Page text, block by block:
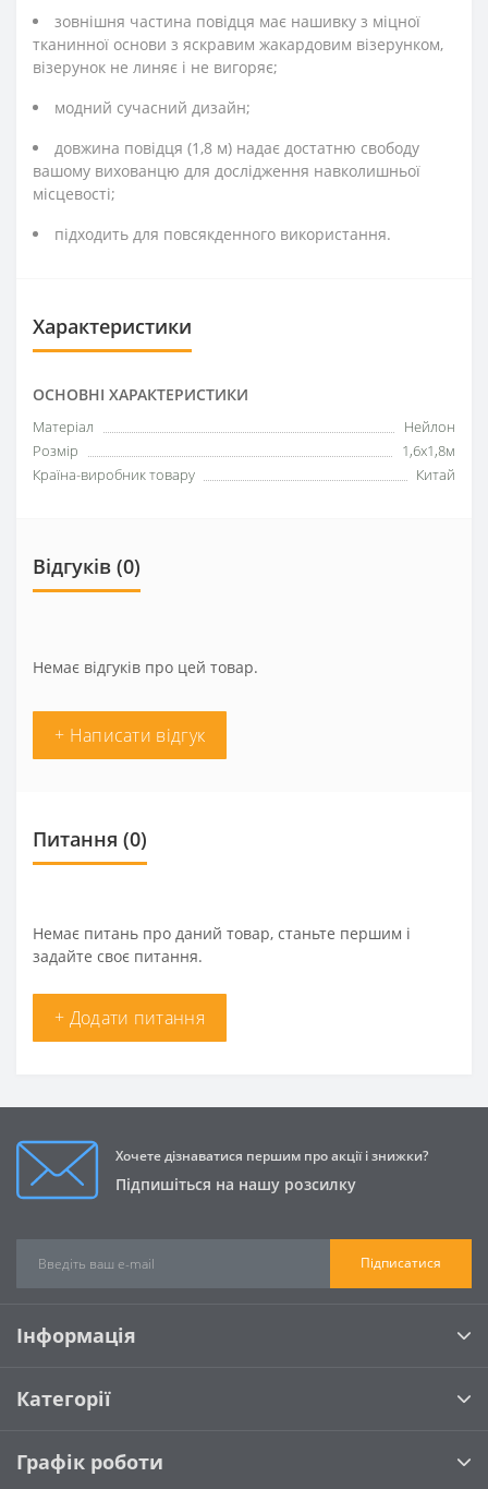
зовнішня частина повідця має нашивку з міцної
тканинної основи з яскравим жакардовим візерунком,
візерунок не линяє і не вигоряє;
модний сучасний дизайн;
довжина повідця (1,8 м) надає достатню свободу
вашому вихованцю для дослідження навколишньої
місцевості;
підходить для повсякденного використання.
Характеристики
ОСНОВНІ ХАРАКТЕРИСТИКИ
Матеріал
Нейлон
Розмір
1,6х1,8м
Країна-виробник товару
Китай
Відгуків (0)
Немає відгуків про цей товар.
+ Написати відгук
Питання (0)
Немає питань про даний товар, станьте першим і
задайте своє питання.
+ Додати питання
Хочете дізнаватися першим про акції і знижки?
Підпишіться на нашу розсилку
Підписатися
Інформація
Категорії
Графік роботи